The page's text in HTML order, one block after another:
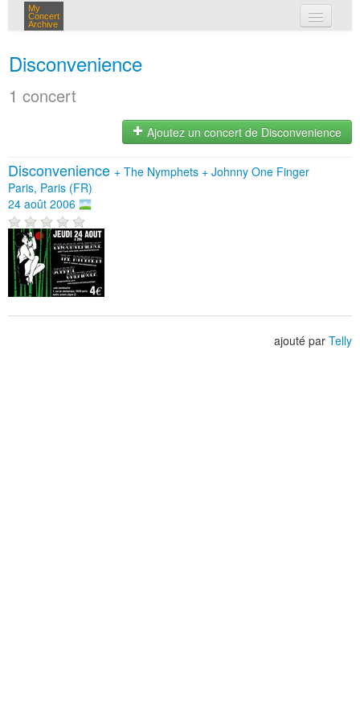
My
Concert
Archive
Disconvenience
1 concert
Ajoutez un concert de Disconvenience
Disconvenience + The Nymphets + Johnny One Finger
Paris, Paris (FR)
24 août 2006
ajouté par Telly